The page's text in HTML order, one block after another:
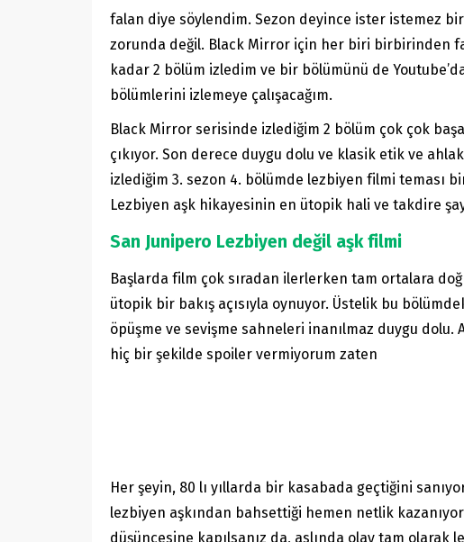
falan diye söylendim. Sezon deyince ister istemez
zorunda değil. Black Mirror için her biri birbirinden
kadar 2 bölüm izledim ve bir bölümünü de
bölümlerini izlemeye çalışacağım.
Black Mirror serisinde izlediğim 2 bölüm çok çok
çıkıyor. Son derece duygu dolu ve klasik etik ve
izlediğim 3. sezon 4. bölümde lezbiyen filmi teması
Lezbiyen aşk hikayesinin en ütopik hali ve takdire
San Junipero Lezbiyen değil aşk filmi
Başlarda film çok sıradan ilerlerken tam ortalara
ütopik bir bakış açısıyla oynuyor. Üstelik bu
öpüşme ve sevişme sahneleri inanılmaz duygu
hiç bir şekilde spoiler vermiyorum zaten
Her şeyin, 80 lı yıllarda bir kasabada geçtiğini
lezbiyen aşkından bahsettiği hemen netlik
düşüncesine kapılsanız da, aslında olay tam olarak